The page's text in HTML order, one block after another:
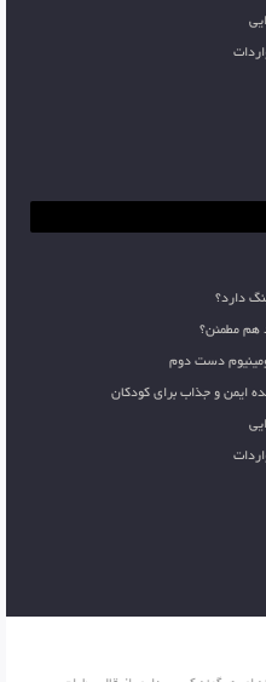
دارد؟
هم مطمئن؟
دست دوم
ایمن و جذاب برای کودکان